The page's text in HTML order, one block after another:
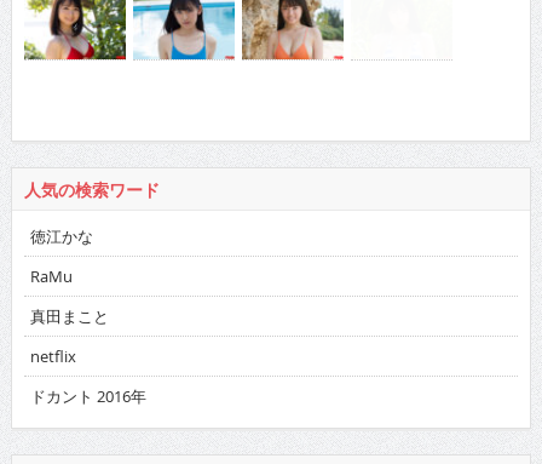
人気の検索ワード
徳江かな
RaMu
真田まこと
netflix
ドカント 2016年